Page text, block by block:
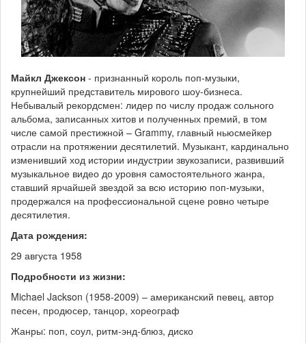
Майкл Джексон - признанный король поп-музыки,
крупнейший представитель мирового шоу-бизнеса.
Небывалый рекордсмен: лидер по числу продаж сольного
альбома, записанных хитов и полученных премий, в том
числе самой престижной – Grammy, главный ньюсмейкер
отрасли на протяжении десятилетий. Музыкант, кардинально
изменивший ход истории индустрии звукозаписи, развивший
музыкальное видео до уровня самостоятельного жанра,
ставший ярчайшей звездой за всю историю поп-музыки,
продержался на профессиональной сцене ровно четыре
десятилетия.
Дата рождения:
29 августа 1958
Подробности из жизни:
Michael Jackson (1958-2009) – американский певец, автор
песен, продюсер, танцор, хореограф
Жанры: поп, соул, ритм-энд-блюз, диско